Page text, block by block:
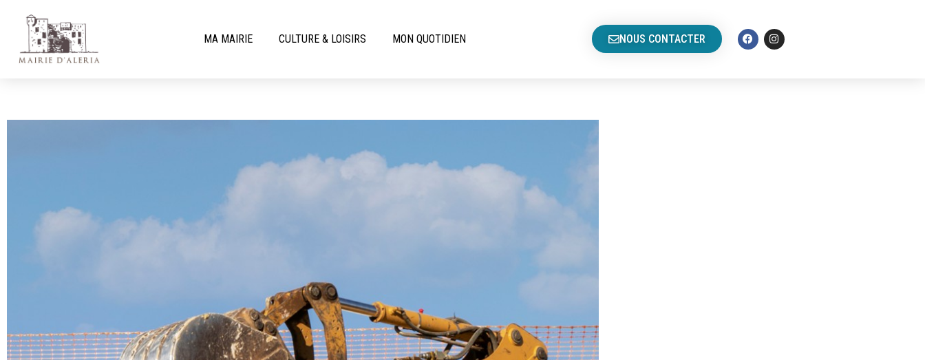
MA MAIRIE CULTURE & LOISIRS MON QUOTIDIEN NOUS CONTACTER